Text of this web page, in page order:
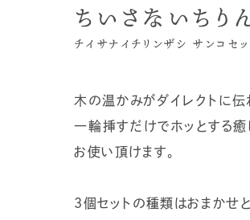
ちいさないちり
チイサナイチリンザシ サンコセッ
木の温かみがダイレクトに伝
一輪挿すだけでホッとする癒
お使い頂けます。
３個セットの種類はおまかせと